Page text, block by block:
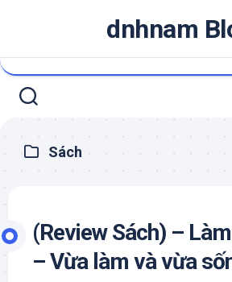
dnhnam
Sách
(Review Sách) –
– Vừa làm và vừa